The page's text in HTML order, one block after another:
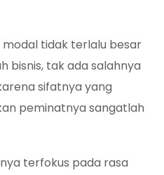
modal tidak terlalu besar
bisnis, tak ada salahnya
sifatnya yang
peminatnya sangatlah
terfokus pada rasa